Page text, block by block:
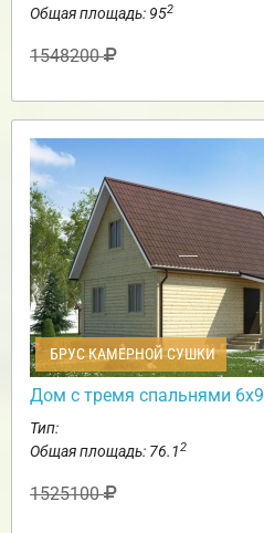
Общая площадь: 952
1548200
БРУС КАМЕРНОЙ СУШКИ
Дом с тремя спальнями 6х9
Тип:
Общая площадь: 76.12
1525100